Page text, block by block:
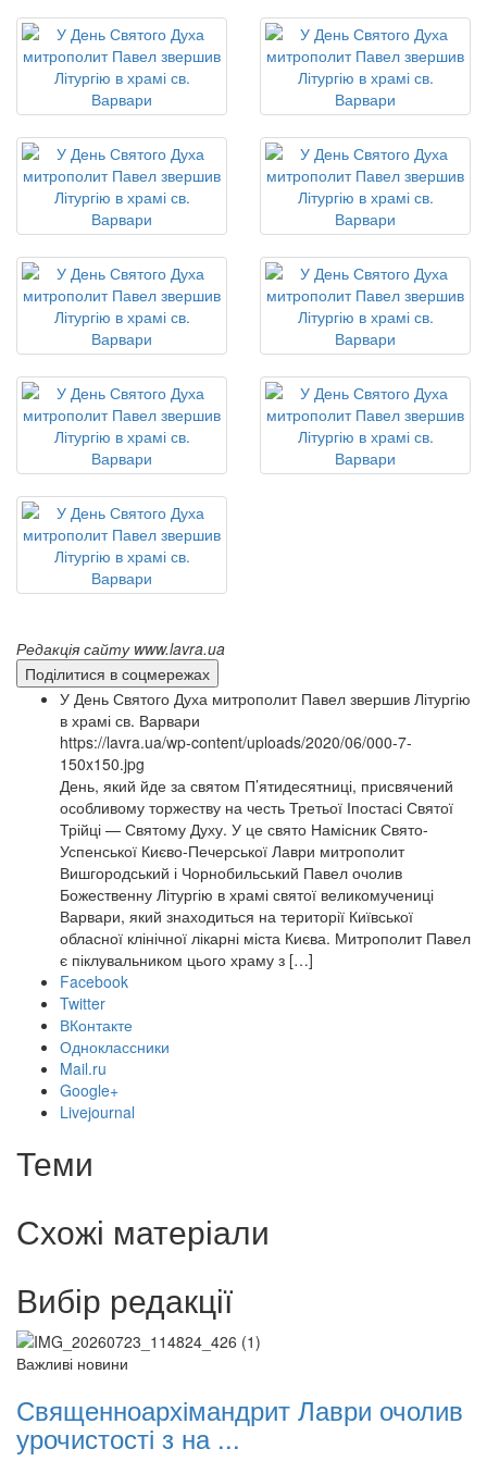
Редакція сайту www.lavra.ua
Поділитися в соцмережах
У День Святого Духа митрополит Павел звершив Літургію
в храмі св. Варвари
https://lavra.ua/wp-content/uploads/2020/06/000-7-
150x150.jpg
День, який йде за святом П’ятидесятниці, присвячений
особливому торжеству на честь Третьої Іпостасі Святої
Трійці — Святому Духу. У це свято Намісник Свято-
Успенської Києво-Печерської Лаври митрополит
Вишгородський і Чорнобильський Павел очолив
Божественну Літургію в храмі святої великомучениці
Варвари, який знаходиться на території Київської
обласної клінічної лікарні міста Києва. Митрополит Павел
є піклувальником цього храму з […]
Facebook
Twitter
ВКонтакте
Одноклассники
Mail.ru
Google+
Livejournal
Теми
Схожі матеріали
Вибір редакції
Важливі новини
Священноархімандрит Лаври очолив
урочистості з на ...